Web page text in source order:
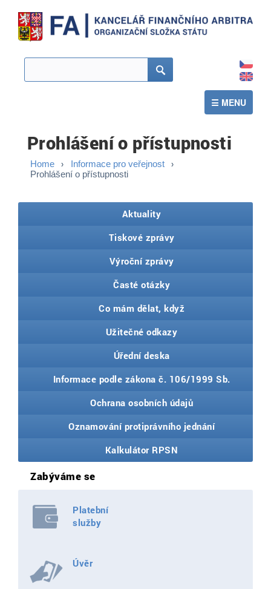
☰ MENU
Prohlášení o přístupnosti
Home
Informace pro veřejnost
Prohlášení o přístupnosti
Aktuality
Tiskové zprávy
Výroční zprávy
Časté otázky
Co mám dělat, když
Užitečné odkazy
Úřední deska
Informace podle zákona č. 106/1999 Sb.
Ochrana osobních údajů
Oznamování protiprávního jednání
Kalkulátor RPSN
Zabýváme se
Platební
služby
Úvěr